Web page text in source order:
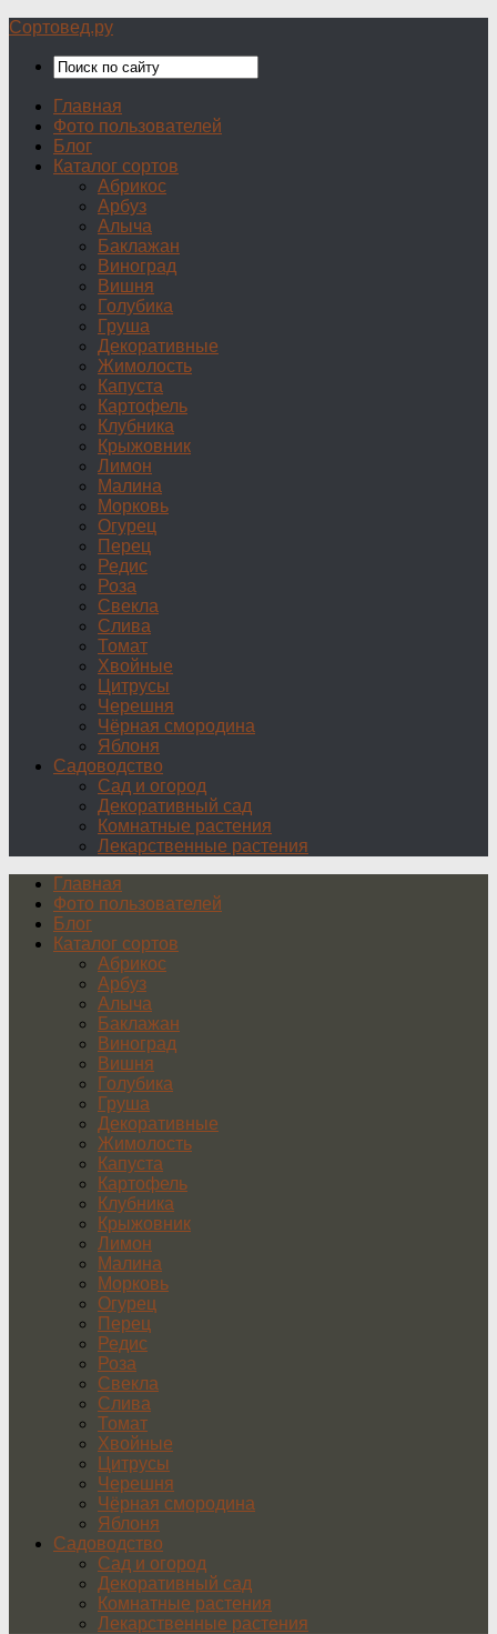
Сортовед.ру
Главная
Фото пользователей
Блог
Каталог сортов
Абрикос
Арбуз
Алыча
Баклажан
Виноград
Вишня
Голубика
Груша
Декоративные
Жимолость
Капуста
Картофель
Клубника
Крыжовник
Лимон
Малина
Морковь
Огурец
Перец
Редис
Роза
Свекла
Слива
Томат
Хвойные
Цитрусы
Черешня
Чёрная смородина
Яблоня
Садоводство
Сад и огород
Декоративный сад
Комнатные растения
Лекарственные растения
Главная
Фото пользователей
Блог
Каталог сортов
Абрикос
Арбуз
Алыча
Баклажан
Виноград
Вишня
Голубика
Груша
Декоративные
Жимолость
Капуста
Картофель
Клубника
Крыжовник
Лимон
Малина
Морковь
Огурец
Перец
Редис
Роза
Свекла
Слива
Томат
Хвойные
Цитрусы
Черешня
Чёрная смородина
Яблоня
Садоводство
Сад и огород
Декоративный сад
Комнатные растения
Лекарственные растения